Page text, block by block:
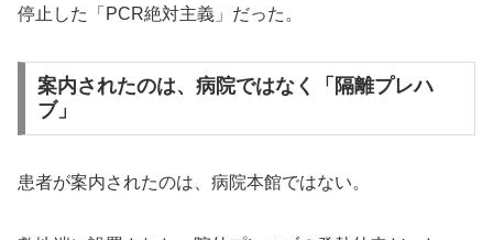
停止した「PCR絶対主義」だった。
案内されたのは、病院ではなく「隔離プレハ
ブ」
患者が案内されたのは、病院本館ではない。